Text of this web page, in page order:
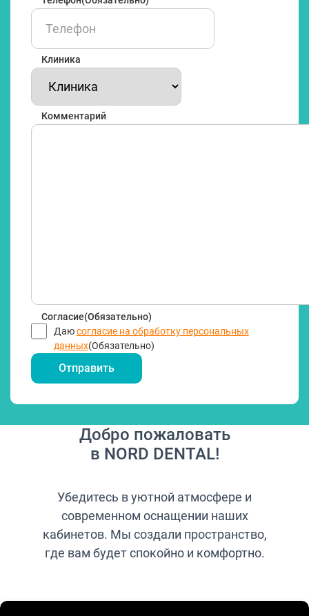
Клиника
Комментарий
Согласие(Обязательно)
Даюсогласие на обработку персональных
данных(Обязательно)
Добро пожаловать
в NORD DENTAL!
Убедитесь в уютной атмосфере и
современном оснащении наших
кабинетов. Мы создали пространство,
где вам будет спокойно и комфортно.